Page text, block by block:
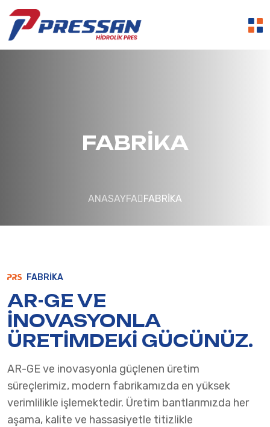
FABRIKA
ANASAYFA FABRIKA
FABRIKA
AR-GE VE
İNOVASYONLA
ÜRETİMDEKİ GÜCÜNÜZ.
AR-GE ve inovasyonla güçlenen üretim
süreçlerimiz, modern fabrikamızda en yüksek
verimlilikle işlemektedir. Üretim bantlarımızda her
aşama, kalite ve hassasiyetle titizlikle